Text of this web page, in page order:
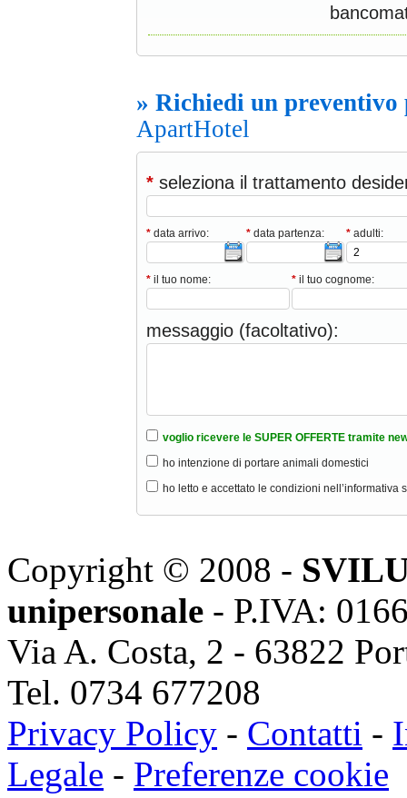
» Richiedi un preventivo
ApartHotel
* seleziona il trattamento
* data arrivo: * data partenza: * adulti:
* il tuo nome: * il tuo cognome:
messaggio (facoltativo):
voglio ricevere le SUPER OFFERTE tramite
ho intenzione di portare animali domestici
ho letto e accettato le condizioni nell’informativa
Copyright © 2008 -
unipersonale - P.IVA:
Via A. Costa, 2 - 63822
Tel. 0734 677208
Privacy Policy - Contatti -
Legale - Preferenze cookie